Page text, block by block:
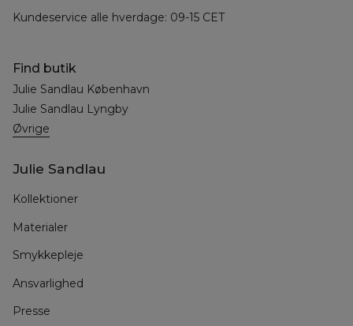
Kundeservice alle hverdage: 09-15 CET
Find butik
Julie Sandlau København
Julie Sandlau Lyngby
Øvrige
Julie Sandlau
Kollektioner
Materialer
Smykkepleje
Ansvarlighed
Presse